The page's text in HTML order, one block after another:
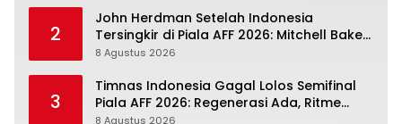
2
John Herdman Setelah Indonesia
Tersingkir di Piala AFF 2026: Mitchell Baker
Tumbuh, Adaptasi ASEAN Belum Tuntas
8 Agustus 2026
3
Timnas Indonesia Gagal Lolos Semifinal
Piala AFF 2026: Regenerasi Ada, Ritme
Kompetisi Masih Harus Mengejar
8 Agustus 2026